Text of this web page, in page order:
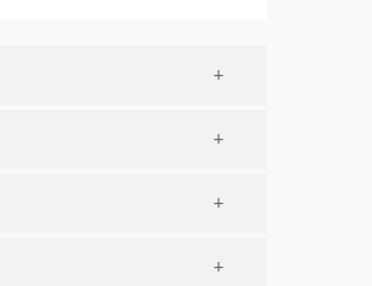
+
+
+
+